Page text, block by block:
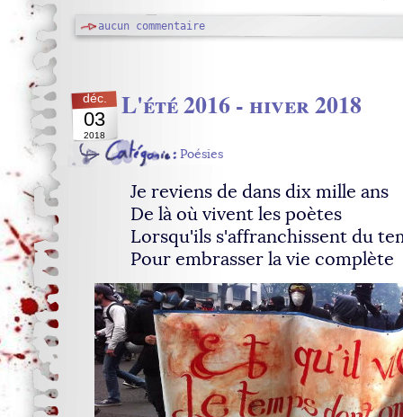
aucun commentaire
déc.
03
2018
L'été 2016 - hiver 2018
Poésies
Je reviens de dans dix mille ans
De là où vivent les poètes
Lorsqu'ils s'affranchissent du
Pour embrasser la vie complète